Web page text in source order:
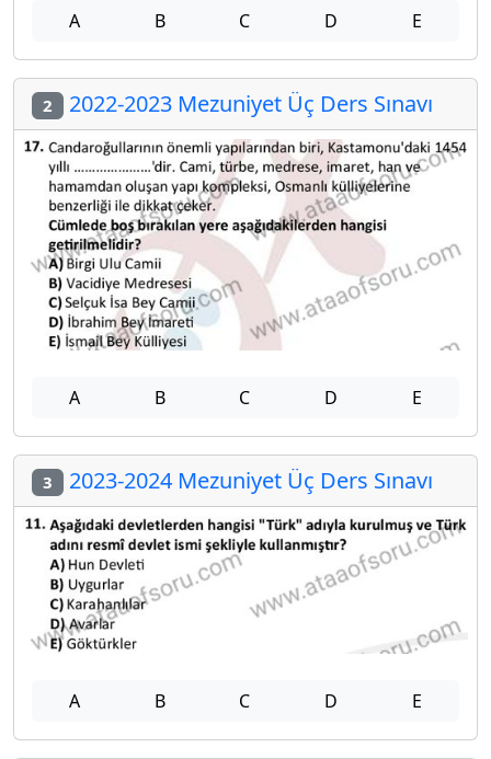
A B C D E
2 2022-2023 Mezuniyet Üç Ders Sınavı
A B C D E
3 2023-2024 Mezuniyet Üç Ders Sınavı
A B C D E